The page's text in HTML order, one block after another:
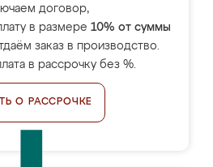
договор,
в размере 10% от суммы
заказ в производство.
в рассрочку без %.
О РАССРОЧКЕ